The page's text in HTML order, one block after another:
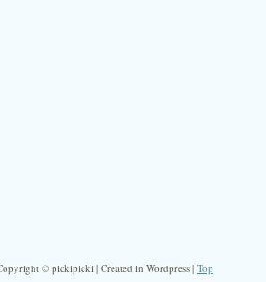
© pickipicki | Created in Wordpress | Top